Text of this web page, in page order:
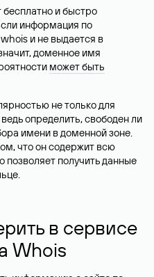
и быстро
информация по
и не выдается в
доменное имя
может быть
не только для
определить, свободен ли
имени в доменной зоне.
что он содержит всю
получить данные
в сервисе
Whois